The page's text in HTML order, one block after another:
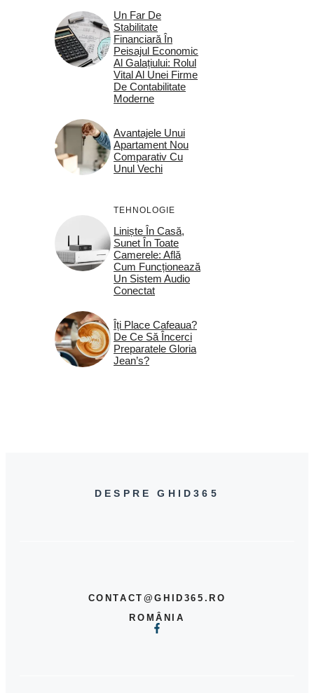
Un Far De
Stabilitate
Financiară În
Peisajul Economic
Al Galațiului: Rolul
Vital Al Unei Firme
De Contabilitate
Moderne
Avantajele Unui
Apartament Nou
Comparativ Cu
Unul Vechi
TEHNOLOGIE
Liniște În Casă,
Sunet În Toate
Camerele: Află
Cum Funcționează
Un Sistem Audio
Conectat
Îți Place Cafeaua?
De Ce Să Încerci
Preparatele Gloria
Jean’s?
DESPRE GHID365
CONTACT@GHID365.RO
ROMÂNIA